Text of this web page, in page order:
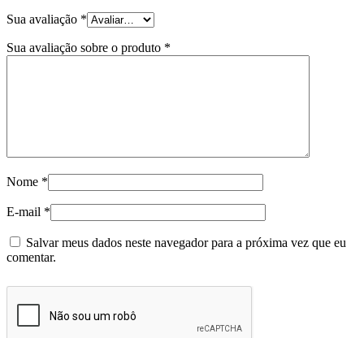
Sua avaliação *
Sua avaliação sobre o produto *
Nome *
E-mail *
Salvar meus dados neste navegador para a próxima vez que eu
comentar.